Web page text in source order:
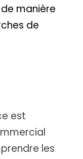
manière
de
est
les